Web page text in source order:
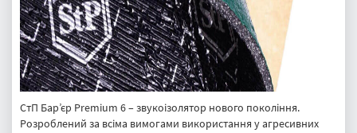
СтП Бар’єр Premium 6 – звукоізолятор нового покоління.
Розроблений за всіма вимогами використання у агресивних